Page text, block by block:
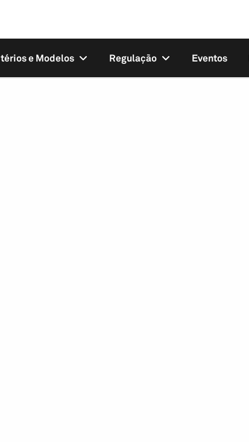
e Modelos Regulação Eventos